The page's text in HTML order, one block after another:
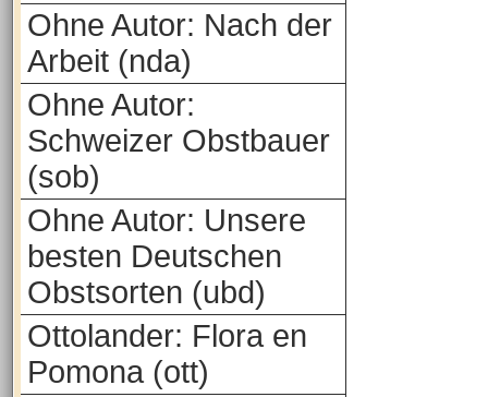
Ohne Autor: Nach der
Arbeit (nda)
Ohne Autor:
Schweizer Obstbauer
(sob)
Ohne Autor: Unsere
besten Deutschen
Obstsorten (ubd)
Ottolander: Flora en
Pomona (ott)